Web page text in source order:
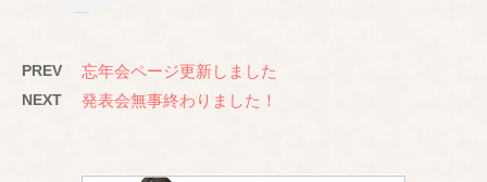
PREV 忘年会ページ更新しました
NEXT 発表会無事終わりました！